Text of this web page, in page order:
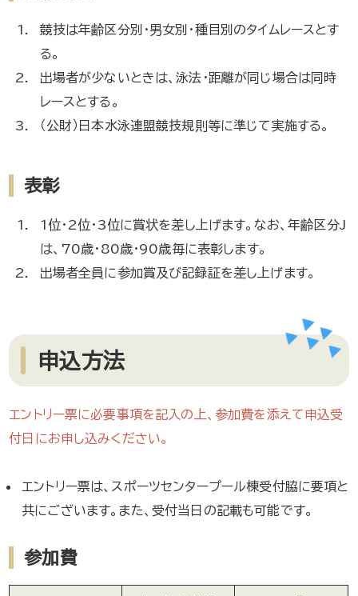
競技は年齢区分別・男女別・種目別のタイムレースとす
る。
出場者が少ないときは、泳法・距離が同じ場合は同時
レースとする。
（公財）日本水泳連盟競技規則等に準じて実施する。
表彰
1位・2位・3位に賞状を差し上げます。なお、年齢区分J
は、70歳・80歳・90歳毎に表彰します。
出場者全員に参加賞及び記録証を差し上げます。
申込方法
エントリー票に必要事項を記入の上、参加費を添えて申込受
付日にお申し込みください。
エントリー票は、スポーツセンタープール棟受付脇に要項と
共にございます。また、受付当日の記載も可能です。
参加費